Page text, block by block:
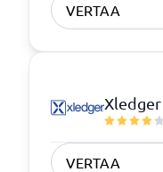
VERTAA
Xledger
VERTAA